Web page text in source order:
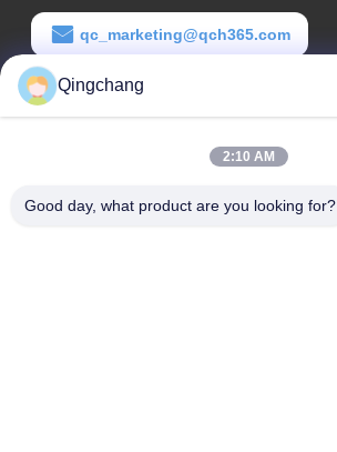
qc_marketing@qch365.com
زمان کار
00:00-23:59
آدرس شرکت
Qingchang
2:10 AM
Good day, what product are you looking for?